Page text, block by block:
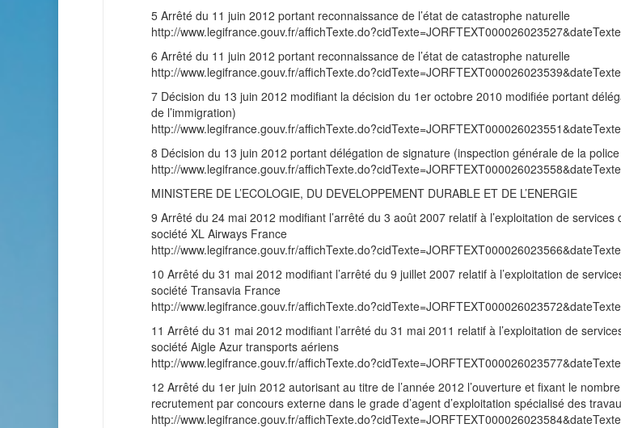
5 Arrêté du 11 juin 2012 portant reconnaissance de l’état de catastrophe naturelle
http://www.legifrance.gouv.fr/
6 Arrêté du 11 juin 2012 portant reconnaissance de l’état de catastrophe naturelle
http://www.legifrance.gouv.fr/
7 Décision du 13 juin 2012 modifiant la décision du 1er octobre 2010 modifiée portant
de l’immigration)
http://www.legifrance.gouv.fr/
8 Décision du 13 juin 2012 portant délégation de signature (inspection générale de la
http://www.legifrance.gouv.fr/
MINISTERE DE L’ECOLOGIE, DU DEVELOPPEMENT DURABLE ET DE L’ENERGIE
9 Arrêté du 24 mai 2012 modifiant l’arrêté du 3 août 2007 relatif à l’exploitation de
société XL Airways France
http://www.legifrance.gouv.fr/
10 Arrêté du 31 mai 2012 modifiant l’arrêté du 9 juillet 2007 relatif à l’exploitation de
société Transavia France
http://www.legifrance.gouv.fr/
11 Arrêté du 31 mai 2012 modifiant l’arrêté du 31 mai 2011 relatif à l’exploitation de
société Aigle Azur transports aériens
http://www.legifrance.gouv.fr/
12 Arrêté du 1er juin 2012 autorisant au titre de l’année 2012 l’ouverture et fixant le
recrutement par concours externe dans le grade d’agent d’exploitation spécialisé des
http://www.legifrance.gouv.fr/